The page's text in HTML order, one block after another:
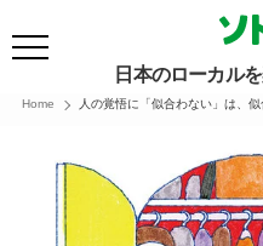
日本のローカル
Home 人の覚悟に「似合わない」は、似